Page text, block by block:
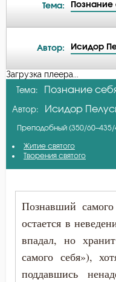
Тема: Познание
Беда
Безмолвие
Беседа
Благодарность
Благоразумие
Автор: Исидор
А-я
Авва Исайя
Варсонофий
Василий Великий
Григорий Богослов
Григорий Нисский
Диадох
Загрузка плеера...
Тема: Познание
Автор: Исидор
Преподобный (350/60–435/
Житие святого
Творения святого
Познавший
остается в
впадал, но
самого себя»),
поддавшись